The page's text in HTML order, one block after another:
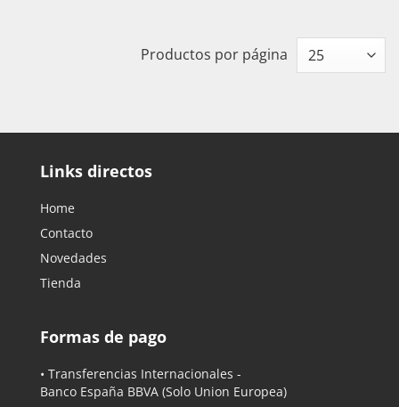
Productos por página
Links directos
Home
Contacto
Novedades
Tienda
Formas de pago
• Transferencias Internacionales -
Banco España BBVA (Solo Union Europea)